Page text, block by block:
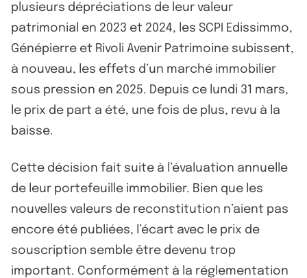
plusieurs dépréciations de leur valeur
patrimonial en 2023 et 2024, les SCPI Edissimmo,
Génépierre et Rivoli Avenir Patrimoine subissent,
à nouveau, les effets d’un marché immobilier
sous pression en 2025. Depuis ce lundi 31 mars,
le prix de part a été, une fois de plus, revu à la
baisse.
Cette décision fait suite à l’évaluation annuelle
de leur portefeuille immobilier. Bien que les
nouvelles valeurs de reconstitution n’aient pas
encore été publiées, l’écart avec le prix de
souscription semble être devenu trop
important. Conformément à la réglementation